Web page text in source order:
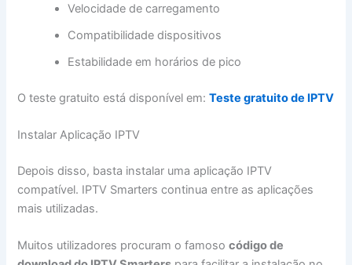
Velocidade de carregamento
Compatibilidade dispositivos
Estabilidade em horários de pico
O teste gratuito está disponível em:Teste gratuito de IPTV
Instalar Aplicação IPTV
Depois disso, basta instalar uma aplicação IPTV
compatível. IPTV Smarters continua entre as aplicações
mais utilizadas.
Muitos utilizadores procuram o famosocódigo de